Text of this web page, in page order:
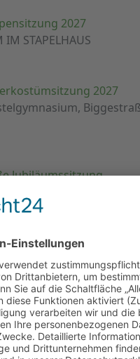
2027
IM STAPELHAUS
2027
Jubiläumssitzung
1a, 50735 Köln
2027
Platz